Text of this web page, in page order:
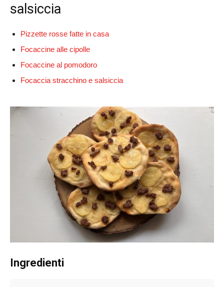
salsiccia
Pizzette rosse fatte in casa
Focaccine alle cipolle
Focaccine al pomodoro
Focaccia stracchino e salsiccia
Ingredienti